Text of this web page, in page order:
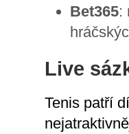
Bet365:
Live
Tenis patří